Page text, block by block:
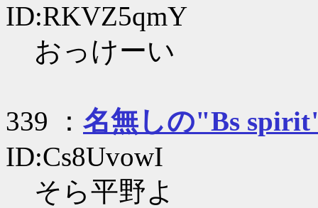
ID:RKVZ5qmY
おっけーい
339 ： 名無しの"Bs
ID:Cs8UvowI
そら平野よ